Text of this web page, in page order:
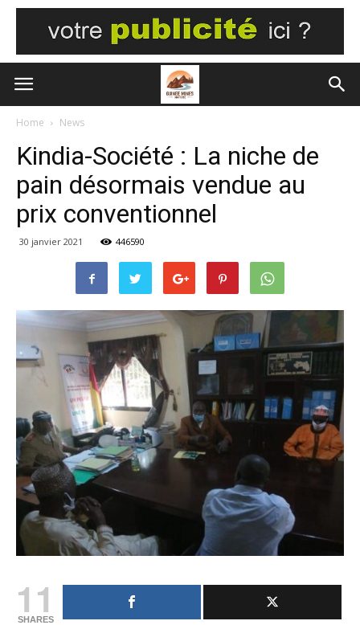
Home News
Kindia-Société : La niche de
pain désormais vendue au
prix conventionnel
30 janvier 2021 446590
11
SHARES